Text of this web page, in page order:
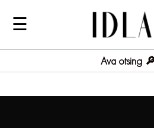
☰
Ava otsing